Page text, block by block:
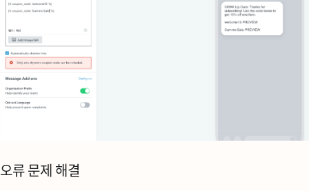
오류 문제 해결